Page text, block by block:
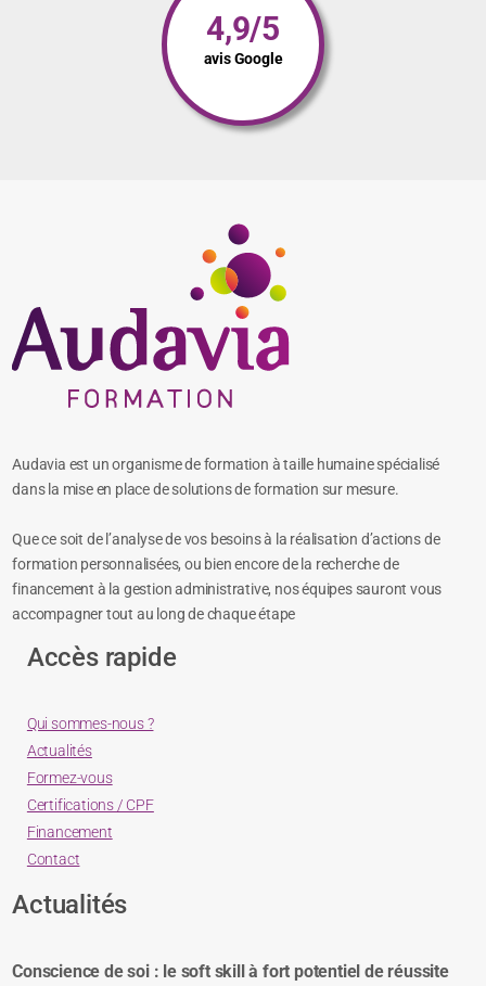
4,9/5
avis Google
Audavia est un organisme de formation à taille humaine spécialisé
dans la mise en place de solutions de formation sur mesure.
Que ce soit de l’analyse de vos besoins à la réalisation d’actions de
formation personnalisées, ou bien encore de la recherche de
financement à la gestion administrative, nos équipes sauront vous
accompagner tout au long de chaque étape
Accès rapide
Qui sommes-nous ?
Actualités
Formez-vous
Certifications / CPF
Financement
Contact
Actualités
Conscience de soi : le soft skill à fort potentiel de réussite